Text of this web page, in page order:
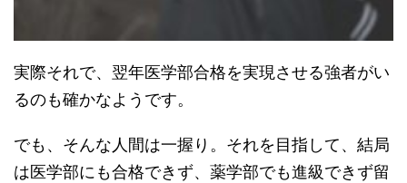
実際それで、翌年医学部合格を実現させる強者がい
るのも確かなようです。
でも、そんな人間は一握り。それを目指して、結局
は医学部にも合格できず、薬学部でも進級できず留